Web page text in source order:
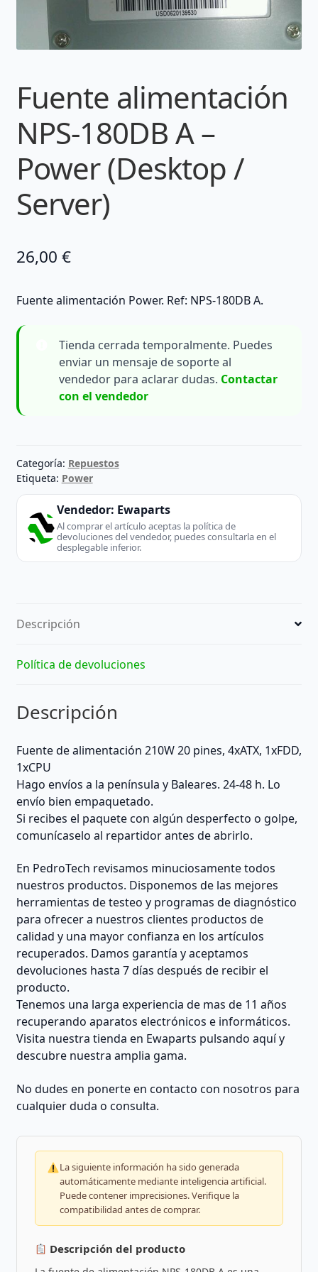
Fuente alimentación
NPS-180DB A –
Power (Desktop /
Server)
26,00 €
Fuente alimentación Power. Ref: NPS-180DB A.
Tienda cerrada temporalmente. Puedes
enviar un mensaje de soporte al
vendedor para aclarar dudas. Contactar
con el vendedor
Categoría: Repuestos
Etiqueta: Power
Vendedor: Ewaparts
Al comprar el artículo aceptas la política de
devoluciones del vendedor, puedes consultarla en el
desplegable inferior.
Descripción
Política de devoluciones
Descripción
Fuente de alimentación 210W 20 pines, 4xATX, 1xFDD,
1xCPU
Hago envíos a la península y Baleares. 24-48 h. Lo
envío bien empaquetado.
Si recibes el paquete con algún desperfecto o golpe,
comunícaselo al repartidor antes de abrirlo.
En PedroTech revisamos minuciosamente todos
nuestros productos. Disponemos de las mejores
herramientas de testeo y programas de diagnóstico
para ofrecer a nuestros clientes productos de
calidad y una mayor confianza en los artículos
recuperados. Damos garantía y aceptamos
devoluciones hasta 7 días después de recibir el
producto.
Tenemos una larga experiencia de mas de 11 años
recuperando aparatos electrónicos e informáticos.
Visita nuestra tienda en Ewaparts pulsando aquí y
descubre nuestra amplia gama.
No dudes en ponerte en contacto con nosotros para
cualquier duda o consulta.
La siguiente información ha sido generada
automáticamente mediante inteligencia artificial.
Puede contener imprecisiones. Verifique la
compatibilidad antes de comprar.
Descripción del producto